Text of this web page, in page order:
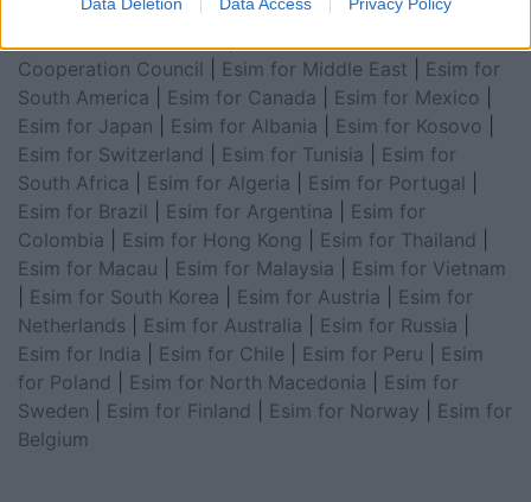
for China| Esim for United Kingdom |Esim for Africa
Cooperation Council
Esim for Middle East
Esim for
South America
Esim for Canada Esim for Mexico
Esim for Japan
Esim for Albania Esim for Kosovo
Esim for Switzerland
Esim for Tunisia
Esim for
South Africa
Esim for Algeria Esim for Portugal
Esim for Brazil
Esim for Argentina
Esim for
Colombia
Esim for Hong Kong Esim for Thailand
Esim for Macau
Esim for Malaysia
Esim for Vietnam
Esim for South Korea Esim for Austria
Esim for
Netherlands
Esim for Australia Esim for Russia
Esim for India
Esim for Chile Esim for Peru
Esim
for Poland
Esim for North Macedonia
Esim for
Sweden
Esim for Finland Esim for Norway
Esim for
Belgium